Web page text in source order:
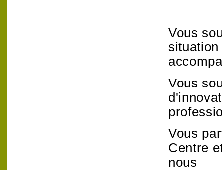
Vous
situation
Vous
Vous
Centre
nous